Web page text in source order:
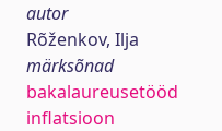
autor
Rõženkov, Ilja
märksõnad
bakalaureusetööd
inflatsioon